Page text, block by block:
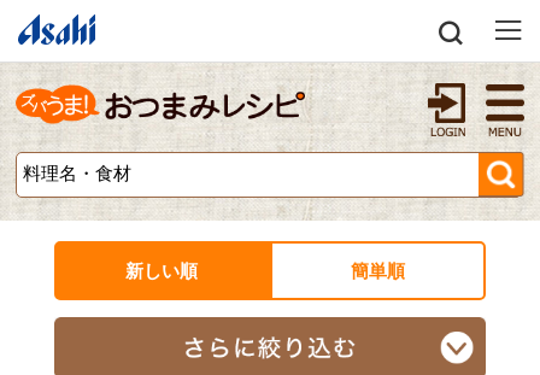
新しい順 簡単順